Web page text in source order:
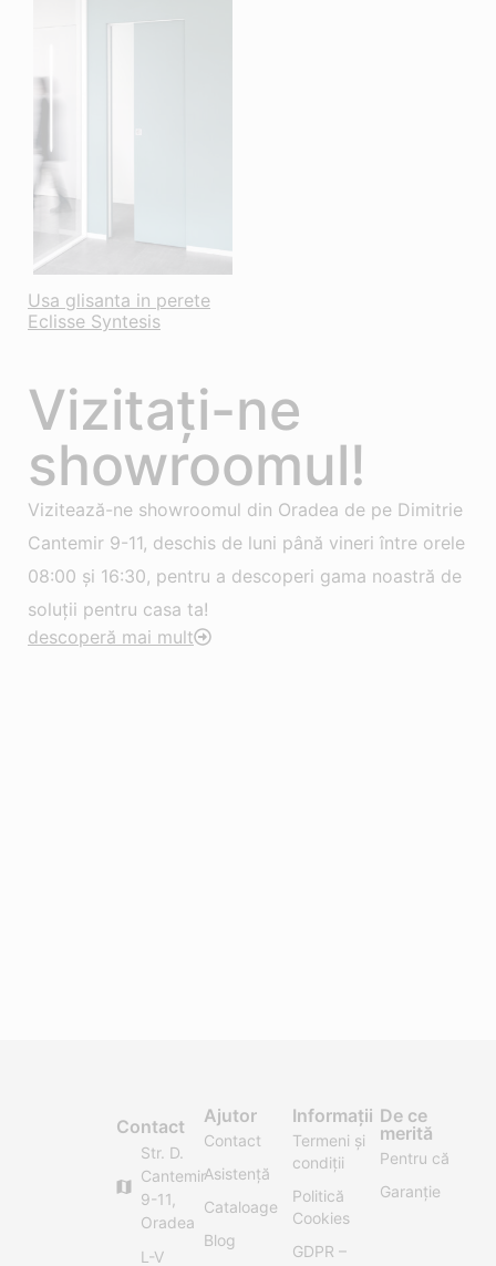
Usa glisanta in perete
Eclisse Syntesis
Vizitați-ne
showroomul!
Vizitează-ne showroomul din Oradea de pe Dimitrie
Cantemir 9-11, deschis de luni până vineri între orele
08:00 și 16:30, pentru a descoperi gama noastră de
soluții pentru casa ta!
descoperă mai mult
Contact
Str. D.
Cantemir
9-11,
Oradea
L-V
Ajutor
Contact
Asistență
Cataloage
Blog
Informații
Termeni și
condiții
Politică
Cookies
GDPR –
De ce
merită
Pentru că
Garanție